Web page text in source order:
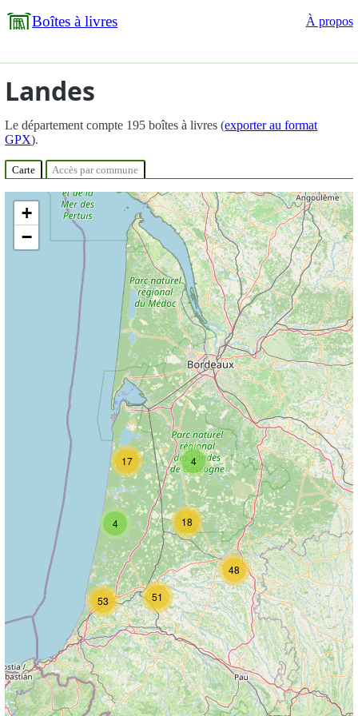
Boîtes à livres À propos
Landes
Le département compte 195 boîtes à livres (exporter au format
GPX).
Carte Accès par commune
4
53
17 4
51
18
48
+
−